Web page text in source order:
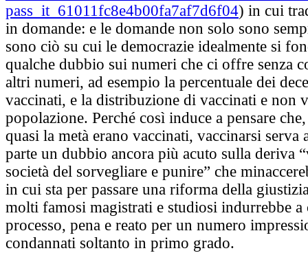
pass_it_61011fc8e4b00fa7af7d6f04) in cui
in domande: e le domande non solo sono
sono ciò su cui le democrazie idealmente si
qualche dubbio sui numeri che ci offre senza
altri numeri, ad esempio la percentuale dei
vaccinati, e la distribuzione di vaccinati e non
popolazione. Perché così induce a pensare
quasi la metà erano vaccinati, vaccinarsi serva
parte un dubbio ancora più acuto sulla deriva
società del sorvegliare e punire” che
in cui sta per passare una riforma della
molti famosi magistrati e studiosi indurrebbe a
processo, pena e reato per un numero
condannati soltanto in primo grado.